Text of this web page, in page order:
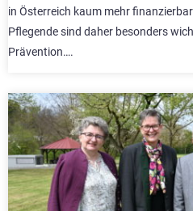
in Österreich kaum mehr
Pflegende sind daher besonders
Prävention….